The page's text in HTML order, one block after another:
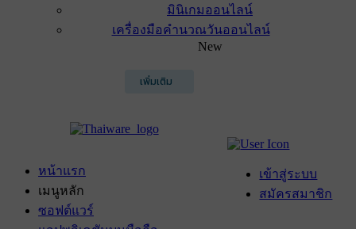
มินิเกมออนไลน์
เครื่องมือคำนวณวันออนไลน์
New
เพิ่มเติม
เข้าสู่ระบบ
สมัครสมาชิก
หน้าแรก
เมนูหลัก
ซอฟต์แวร์